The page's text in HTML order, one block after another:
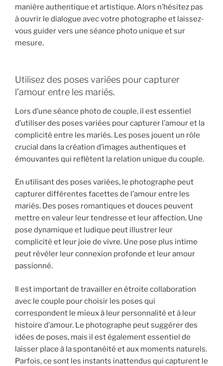
manière authentique et artistique. Alors n’hésitez pas
à ouvrir le dialogue avec votre photographe et laissez-
vous guider vers une séance photo unique et sur
mesure.
Utilisez des poses variées pour capturer
l’amour entre les mariés.
Lors d’une séance photo de couple, il est essentiel
d’utiliser des poses variées pour capturer l’amour et la
complicité entre les mariés. Les poses jouent un rôle
crucial dans la création d’images authentiques et
émouvantes qui reflètent la relation unique du couple.
En utilisant des poses variées, le photographe peut
capturer différentes facettes de l’amour entre les
mariés. Des poses romantiques et douces peuvent
mettre en valeur leur tendresse et leur affection. Une
pose dynamique et ludique peut illustrer leur
complicité et leur joie de vivre. Une pose plus intime
peut révéler leur connexion profonde et leur amour
passionné.
Il est important de travailler en étroite collaboration
avec le couple pour choisir les poses qui
correspondent le mieux à leur personnalité et à leur
histoire d’amour. Le photographe peut suggérer des
idées de poses, mais il est également essentiel de
laisser place à la spontanéité et aux moments naturels.
Parfois, ce sont les instants inattendus qui capturent le